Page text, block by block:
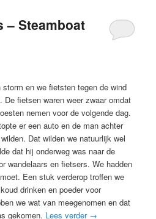
– Steamboat
en we fietsten tegen de wind
De fietsen waren weer zwaar omdat
nemen voor de volgende dag.
er een auto en de man achter
Dat wilden we natuurlijk wel
dat hij onderweg was naar de
wandelaars en fietsers. We hadden
Een stuk verderop troffen we
drinken en poeder voor
we wat van meegenomen en dat
gekomen. Lees verder →